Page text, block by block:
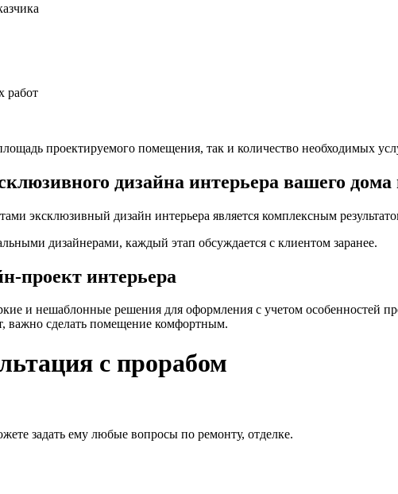
работ
проектируемого помещения, так и количество необходимых
дизайна интерьера вашего
эксклюзивный дизайн интерьера является комплексным
дизайнерами, каждый этап обсуждается с клиентом заранее.
проект интерьера
и нешаблонные решения для оформления с учетом особенностей
важно сделать помещение комфортным.
с прорабом
задать ему любые вопросы по ремонту, отделке.